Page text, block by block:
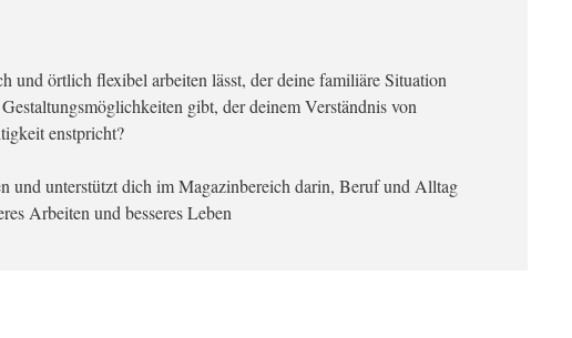
und örtlich flexibel arbeiten lässt, der deine familiäre Situation
gibt, der deinem Verständnis von
enstpricht?
und unterstützt dich im Magazinbereich darin, Beruf und Alltag
Arbeiten und besseres Leben